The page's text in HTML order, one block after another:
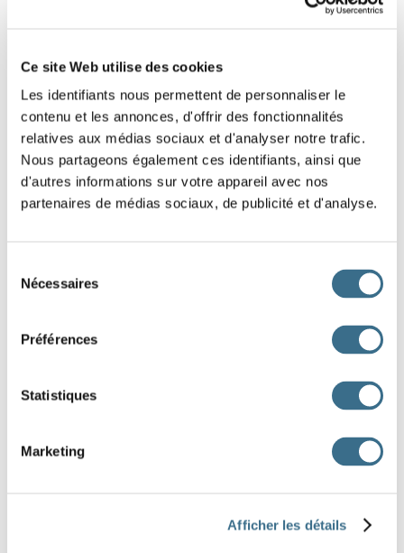
Ce site Web utilise des cookies
Les identifiants nous permettent de personnaliser le
contenu et les annonces, d'offrir des fonctionnalités
relatives aux médias sociaux et d'analyser notre trafic.
Nous partageons également ces identifiants, ainsi que
d'autres informations sur votre appareil avec nos
partenaires de médias sociaux, de publicité et d'analyse.
Nécessaires
Préférences
Statistiques
Marketing
Afficher les détails
4 LES NOMS
JEUX ET EXERCICES DE GRAMMAIRE AVEC LES
NOMS